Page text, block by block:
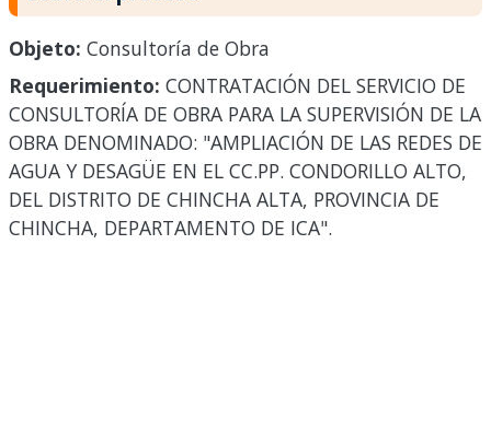
Objeto: Consultoría de Obra
Requerimiento: CONTRATACIÓN DEL SERVICIO DE
CONSULTORÍA DE OBRA PARA LA SUPERVISIÓN DE LA
OBRA DENOMINADO: "AMPLIACIÓN DE LAS REDES DE
AGUA Y DESAGÜE EN EL CC.PP. CONDORILLO ALTO,
DEL DISTRITO DE CHINCHA ALTA, PROVINCIA DE
CHINCHA, DEPARTAMENTO DE ICA".